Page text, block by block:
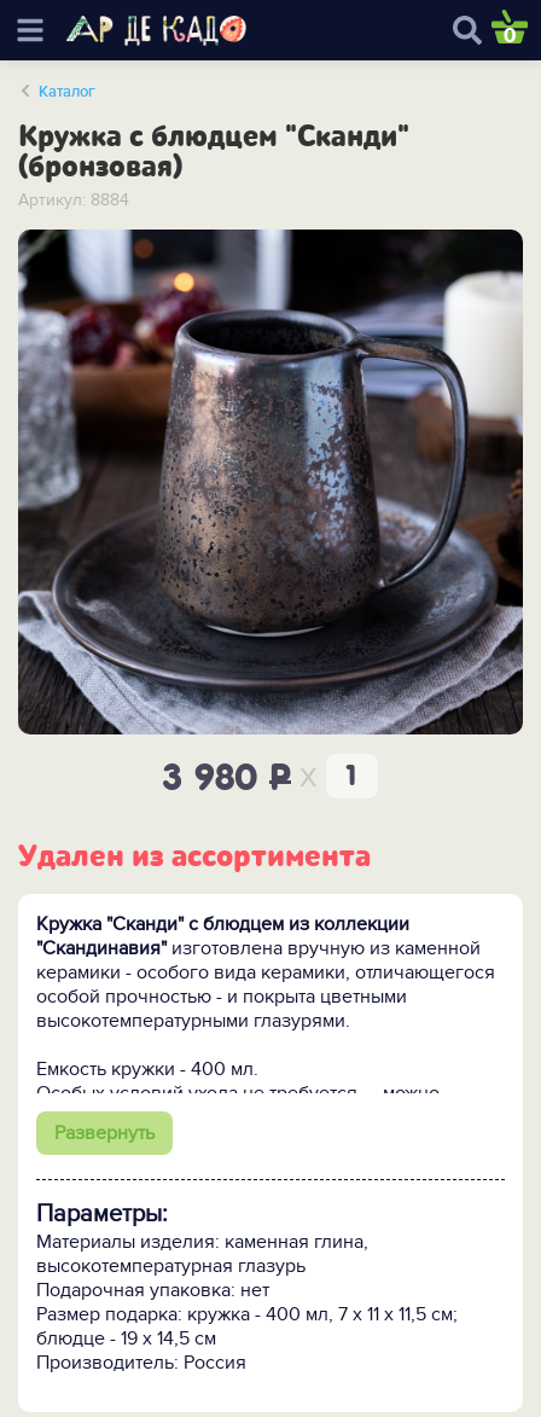
0
Каталог
Кружка с блюдцем "Сканди"
(бронзовая)
Артикул: 8884
3 980 P x
Удален из ассортимента
Кружка "Сканди" с блюдцем из коллекции
"Скандинавия"изготовлена вручную из каменной
керамики - особого вида керамики, отличающегося
особой прочностью - и покрыта цветными
высокотемпературными глазурями.
Емкость кружки - 400 мл.
Особых условий ухода не требуется — можно
использовать в свч-печи и мыть в посудомоечной
машине.
Внимание! Поскольку изделие изготавливается
вручную очень малыми партиями, возможно
небольшое отличие цветовых оттенков и рисунка от
образца, представленного на фотографиях.
ПОСМОТРИТЕ всю коллекцию посуды "Скандинавия"
Развернуть
Параметры:
Материалы изделия: каменная глина,
высокотемпературная глазурь
Подарочная упаковка: нет
Размер подарка: кружка - 400 мл, 7 х 11 х 11,5 см;
блюдце - 19 х 14,5 см
Производитель: Россия